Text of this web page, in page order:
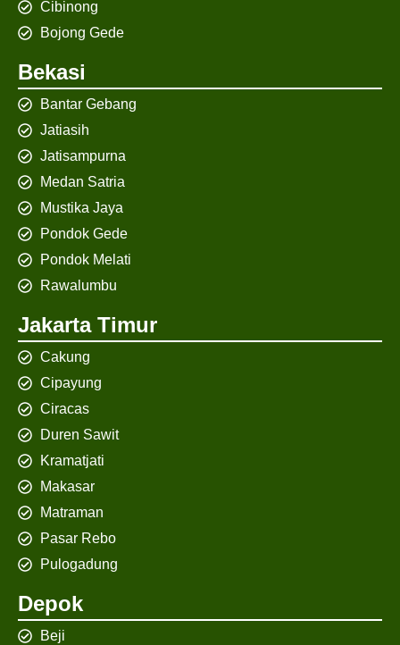
Cibinong
Bojong Gede
Bekasi
Bantar Gebang
Jatiasih
Jatisampurna
Medan Satria
Mustika Jaya
Pondok Gede
Pondok Melati
Rawalumbu
Jakarta Timur
Cakung
Cipayung
Ciracas
Duren Sawit
Kramatjati
Makasar
Matraman
Pasar Rebo
Pulogadung
Depok
Beji